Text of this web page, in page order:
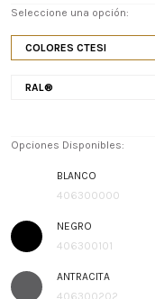
Seleccione una opción:
COLORES CTESI
RAL®
Opciones Disponibles:
BLANCO
406300000
NEGRO
406300101
ANTRACITA
406300202